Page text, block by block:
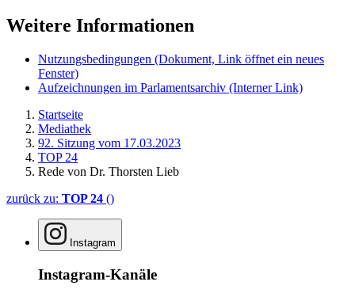
Weitere Informationen
Nutzungsbedingungen (Dokument, Link öffnet ein neues
Fenster)
Aufzeichnungen im Parlamentsarchiv (Interner Link)
Startseite
Mediathek
92. Sitzung vom 17.03.2023
TOP 24
Rede von Dr. Thorsten Lieb
zurück zu: TOP 24 ()
Instagram
Instagram-Kanäle